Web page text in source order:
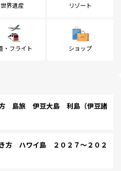
世界遺産 リゾート
・フライト ショップ
島旅 伊豆大島 利島（伊豆諸
方 ハワイ島 ２０２７～２０２